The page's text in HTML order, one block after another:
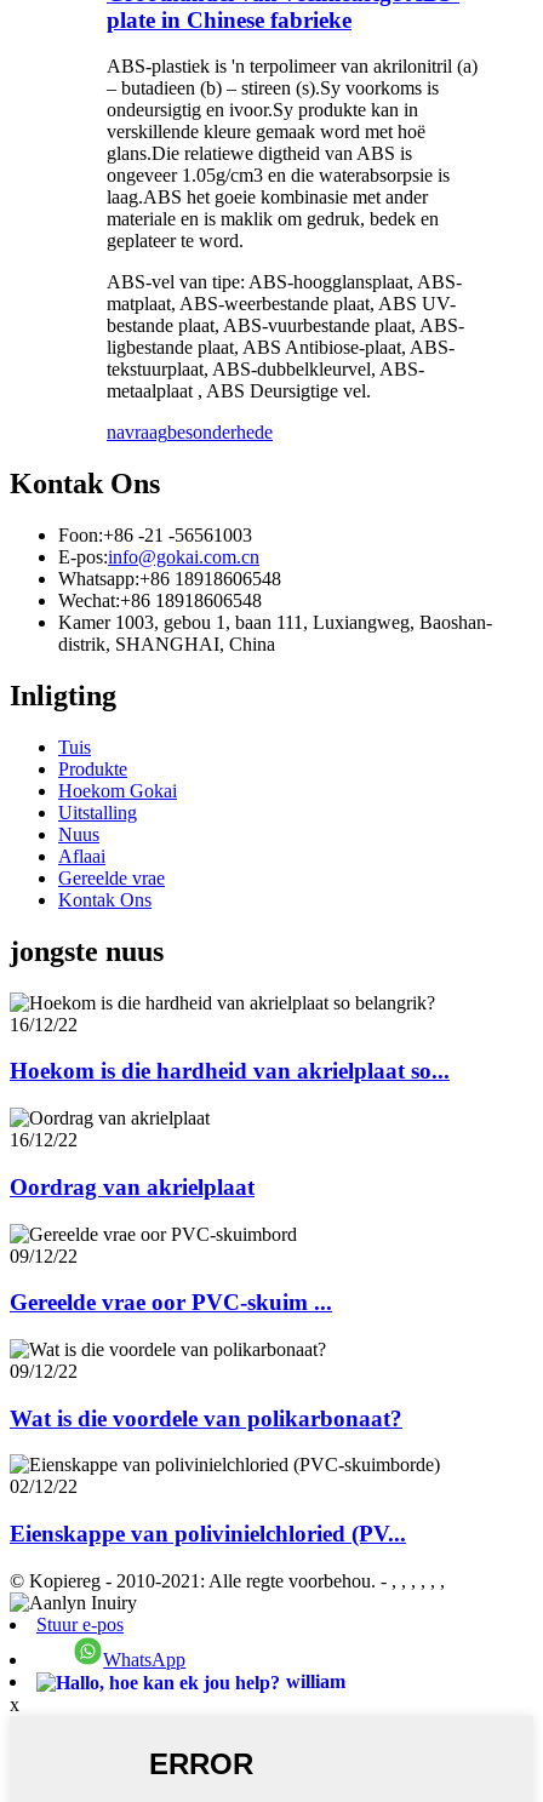
plate in Chinese fabrieke
ABS-plastiek is 'n terpolimeer van akrilonitril (a)
– butadieen (b) – stireen (s).Sy voorkoms is
ondeursigtig en ivoor.Sy produkte kan in
verskillende kleure gemaak word met hoë
glans.Die relatiewe digtheid van ABS is
ongeveer 1.05g/cm3 en die waterabsorpsie is
laag.ABS het goeie kombinasie met ander
materiale en is maklik om gedruk, bedek en
geplateer te word.
ABS-vel van tipe: ABS-hoogglansplaat, ABS-
matplaat, ABS-weerbestande plaat, ABS UV-
bestande plaat, ABS-vuurbestande plaat, ABS-
ligbestande plaat, ABS Antibiose-plaat, ABS-
tekstuurplaat, ABS-dubbelkleurvel, ABS-
metaalplaat , ABS Deursigtige vel.
navraagbesonderhede
Kontak Ons
Foon:+86 -21 -56561003
E-pos:info@gokai.com.cn
Whatsapp:+86 18918606548
Wechat:+86 18918606548
Kamer 1003, gebou 1, baan 111, Luxiangweg, Baoshan-
distrik, SHANGHAI, China
Inligting
Tuis
Produkte
Hoekom Gokai
Uitstalling
Nuus
Aflaai
Gereelde vrae
Kontak Ons
jongste nuus
16/12/22
Hoekom is die hardheid van akrielplaat so...
16/12/22
Oordrag van akrielplaat
09/12/22
Gereelde vrae oor PVC-skuim ...
09/12/22
Wat is die voordele van polikarbonaat?
02/12/22
Eienskappe van polivinielchloried (PV...
© Kopiereg - 2010-2021: Alle regte voorbehou. - , , , , , ,
Stuur e-pos
WhatsApp
william
x